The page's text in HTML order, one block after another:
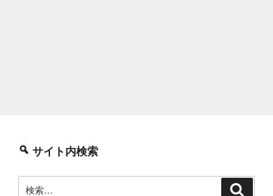
サイト内検索